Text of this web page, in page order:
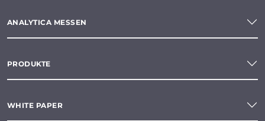
ANALYTICA MESSEN
PRODUKTE
WHITE PAPER